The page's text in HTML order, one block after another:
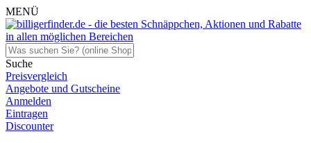
MENÜ
Suche
Preisvergleich
Angebote und Gutscheine
Anmelden
Eintragen
Discounter